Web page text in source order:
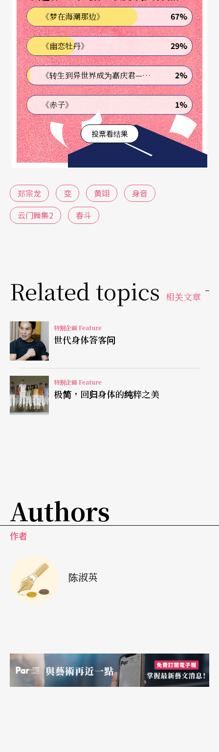
「过去的作品会说感受。」三十岁以前的郑宗龙，
在得到掌声名声的同时，不吝跟大家分享他看到、
想到、观察到的一切。如《庄严的笑话》，因为看
八卦杂志的关系，发现很多人外表穿得很正式，可
是行为表现却很不一样，郑宗龙想告诉观众，「原
来庄严的背后，只是一个笑话。」再如早几年的
《爻》、《白胶带》，「从生活记忆找题材，阐述
自己想说的感觉。」
话「做你不会的」而改变！在《变》中，他试著不
说「感受」，转而将焦点纯粹放在动作中。
大自然的景象，飘飘忽忽地映入眼帘：像小鸟儿低
抖掉饵的样子；像一波波地海浪、时而温柔时而凶
悍迎面而来；又更有像冬日暖暖的和风吹过树梢，
飘飘洋洋的模样。
郑宗龙《变》得很清楚，「在泰瑞．莱里的极简音
乐中，整支舞二十四分十六秒，就是单纯回到身
宗龙「变」得使人酣醉，心里其实是有点儿害怕，
究竟会「变」怎样？还未到演出最后一刻，编舞家
自己也不敢说什么。
翊：好奇宝宝新玩意，
器
他「不要这么杂，先针对现有的作品，更精进发展
它。」
《梦在海潮那边》 67%
《幽恋牡丹》 29%
《转生到异世界成为嘉庆君—发现我的祖先是诈骗集团!?》 2%
《赤子》 1%
投票看结果
郑宗龙 变 黄翊
身音
云门舞集2
春斗
Related topics 相关文章
特别企画 Feature
世代身体答客问
特别企画 Feature
极简，回归身体的纯粹之美
Authors
作者
陈淑英